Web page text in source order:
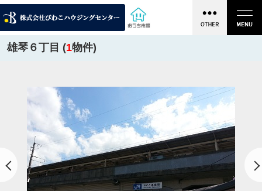
雄琴６丁目 (1物件)